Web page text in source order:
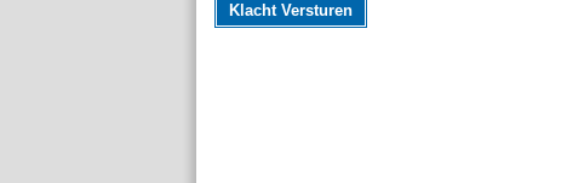
Klacht Versturen